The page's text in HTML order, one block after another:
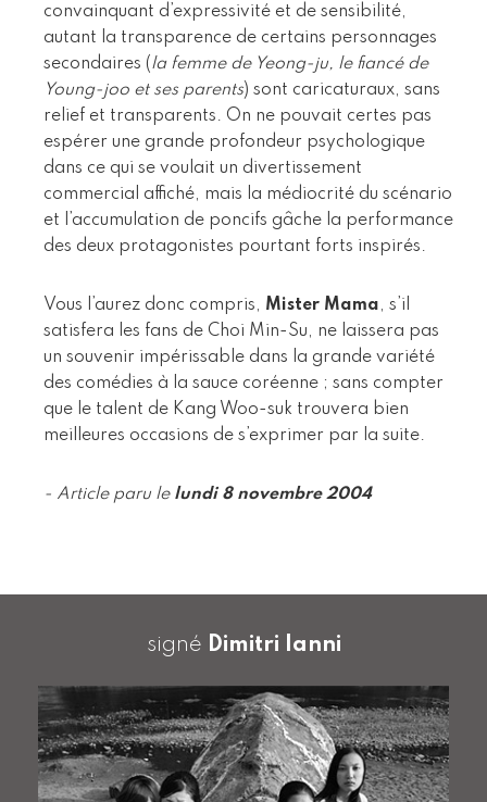
convainquant d’expressivité et de sensibilité,
autant la transparence de certains personnages
secondaires (la femme de Yeong-ju, le fiancé de
Young-joo et ses parents) sont caricaturaux, sans
relief et transparents. On ne pouvait certes pas
espérer une grande profondeur psychologique
dans ce qui se voulait un divertissement
commercial affiché, mais la médiocrité du scénario
et l’accumulation de poncifs gâche la performance
des deux protagonistes pourtant forts inspirés.
Vous l’aurez donc compris, Mister Mama, s’il
satisfera les fans de Choi Min-Su, ne laissera pas
un souvenir impérissable dans la grande variété
des comédies à la sauce coréenne ; sans compter
que le talent de Kang Woo-suk trouvera bien
meilleures occasions de s’exprimer par la suite.
- Article paru le lundi 8 novembre 2004
signé Dimitri Ianni